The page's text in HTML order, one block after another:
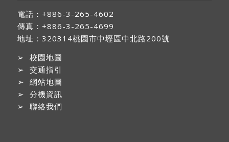
電話：+886-3-265-4602
傳真：+886-3-265-4699
地址： 320314桃園市中壢區中北路200號
➢ 校園地圖
➢ 交通指引
➢ 網站地圖
➢ 分機資訊
➢ 聯絡我們